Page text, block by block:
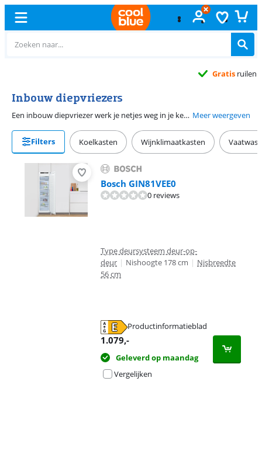
Inbouw diepvriezers
Een inbouw diepvriezer werk je netjes weg in je keuken. Let bij het kopen van een inbouwdiepvriezer op de nismaten, zodat je zeker weet dat de inbouw vriezer in je keuken past. Het is ook belangrijk dat je kijkt naar welk scharniersysteem je thuis hebt. Kies hetzelfde systeem bij je nieuwe aankoop. Een tafelmodel diepvriezer heeft relatief weinig vriesinhoud. Wil je meer diepvriesproducten bewaren, kies dan voor een inbouw diepvrieskast. Meer weergeven
Filters Koelkasten Wijnklimaatkasten
Bosch GIN81VEE0
0 reviews
Type deursysteem deur-op-
deur | Nishoogte 178 cm | Nisbreedte
56 cm
Productinformatieblad
1.079,-
Geleverd op maandag
Vergelijken